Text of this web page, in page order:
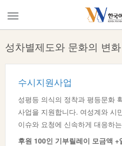
메
뉴
기
성차별제도와 문화의 변화
후원:100인 기부릴레이 모금+일
수시지원사업
성평등 의식의 정착과 평등문화
사업을 지원합니다. 여성계와 시
이슈와 요청에 신속하게 대응하
후원 100인 기부릴레이 모금액 +